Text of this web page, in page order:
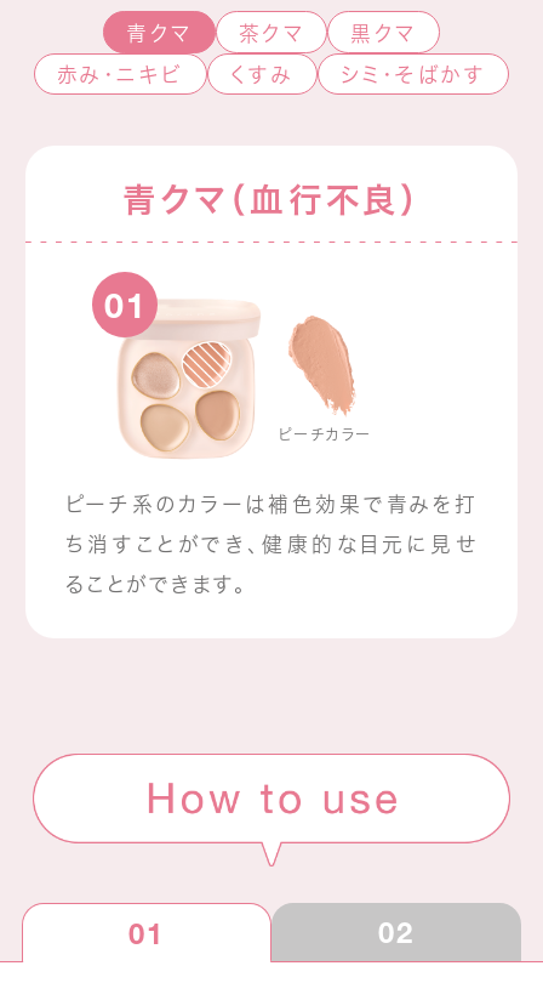
青クマ 茶クマ
黒クマ
赤み・ニキビ
くすみ シミ・そばかす
青クマ（血行不良）
01
ピーチカラー
ピーチ系のカラーは補色効果で青みを打
ち消すことができ、健康的な目元に見せ
ることができます。
01 02